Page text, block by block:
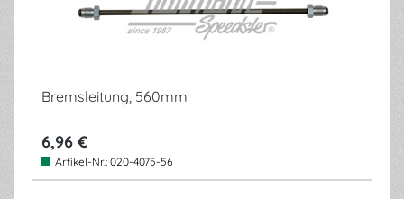
Bremsleitung, 560mm
6,96 €
Artikel-Nr.: 020-4075-56